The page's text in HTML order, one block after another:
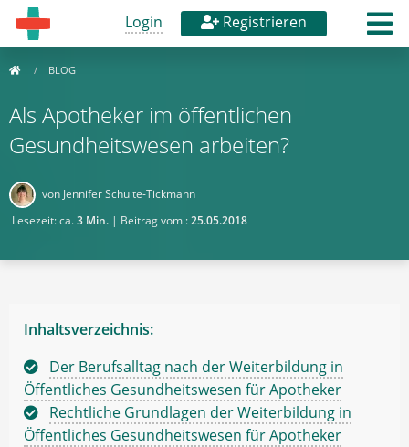
Login Registrieren
BLOG
Als Apotheker im öffentlichen
Gesundheitswesen arbeiten?
von Jennifer Schulte-Tickmann
Lesezeit: ca.3 Min. | Beitrag vom :25.05.2018
Inhaltsverzeichnis:
Der Berufsalltag nach der Weiterbildung in
Öffentliches Gesundheitswesen für Apotheker
Rechtliche Grundlagen der Weiterbildung in
Öffentliches Gesundheitswesen für Apotheker